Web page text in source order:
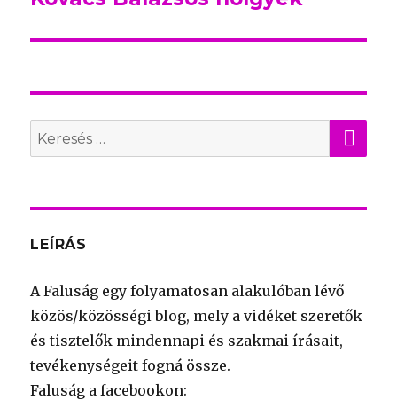
Search
for:
LEÍRÁS
A Faluság egy folyamatosan alakulóban lévő
közös/közösségi blog, mely a vidéket szeretők
és tisztelők mindennapi és szakmai írásait,
tevékenységeit fogná össze.
Faluság a facebookon: